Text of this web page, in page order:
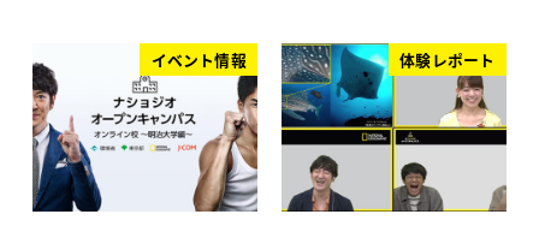
イベント情報 体験レポート